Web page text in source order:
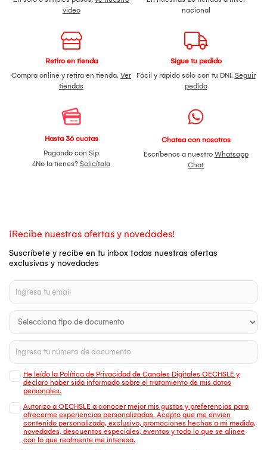
video
nacional
Retiro en tienda
Compra online y retira en tienda. Ver
tiendas
Sigue tu pedido
Fácil y rápido sólo con tu DNI. Seguir
pedido
Hasta 36 cuotas
Pagando con Sip
¿No la tienes? Solicítala
Chatea con nosotros
Escríbenos a nuestro Whatsapp
Chat
¡Recibe nuestras ofertas y novedades!
Suscríbete y recibe en tu inbox todas nuestras ofertas
exclusivas y novedades
He leído la Política de Privacidad de Canales Digitales OECHSLE y
declaro haber sido informado sobre el tratamiento de mis datos
personales.
Autorizo a OECHSLE a conocer mejor mis gustos y preferencias para
ofrecerme experiencias personalizadas. Acepto que me envien
contenido personalizado, exclusivo, promociones hechas a mi medida,
novedades, descuentos especiales, eventos y todo lo que se alinee
con lo que realmente me interesa.